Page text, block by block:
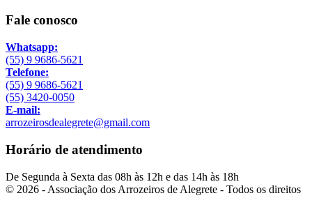
Fale conosco
Whatsapp:
(55) 9 9686-5621
Telefone:
(55) 9 9686-5621
(55) 3420-0050
E-mail:
arrozeirosdealegrete@gmail.com
Horário de atendimento
De Segunda à Sexta das 08h às 12h e das 14h às 18h
© 2026 - Associação dos Arrozeiros de Alegrete - Todos os direitos